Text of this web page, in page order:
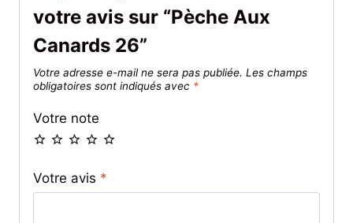
votre avis sur “Pèche Aux
Canards 26”
Votre adresse e-mail ne sera pas publiée. Les champs
obligatoires sont indiqués avec *
Votre note
Votre avis *